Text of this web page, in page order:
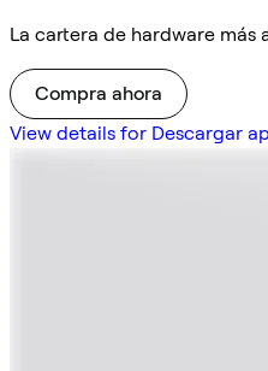
La cartera de hardware más
Compra ahora
View details for Descargar